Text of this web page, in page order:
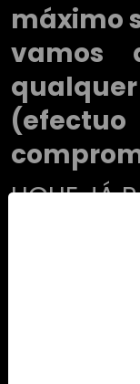
máximo
vamos
LIGUE JÁ